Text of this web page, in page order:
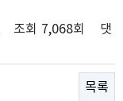
조회 7,068회
댓
목록